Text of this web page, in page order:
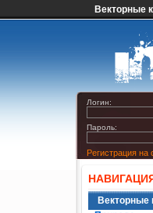
Векторные
Логин:
Пароль:
Регистрация на
Векторные